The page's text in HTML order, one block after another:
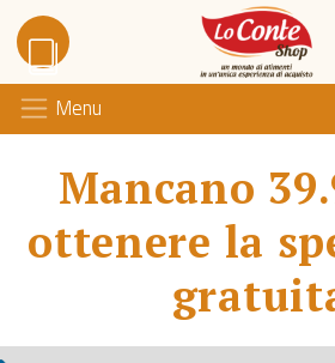
Lo
Menu
Mancano
ottenere la